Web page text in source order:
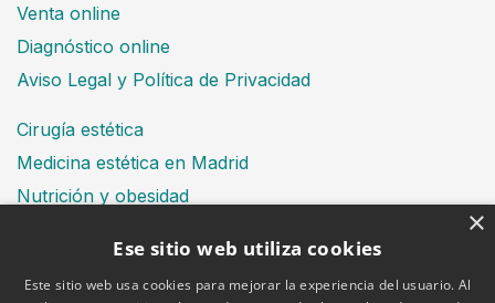
Venta online
Diagnóstico online
Aviso Legal y Política de Privacidad
Cirugía estética
Medicina estética en Madrid
Nutrición y obesidad
×
Ese sitio web utiliza cookies
Este sitio web usa cookies para mejorar la experiencia del usuario. Al